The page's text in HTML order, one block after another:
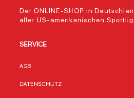
Der ONLINE-SHOP in
aller US-amerikanischen
SERVICE
AGB
DATENSCHUTZ